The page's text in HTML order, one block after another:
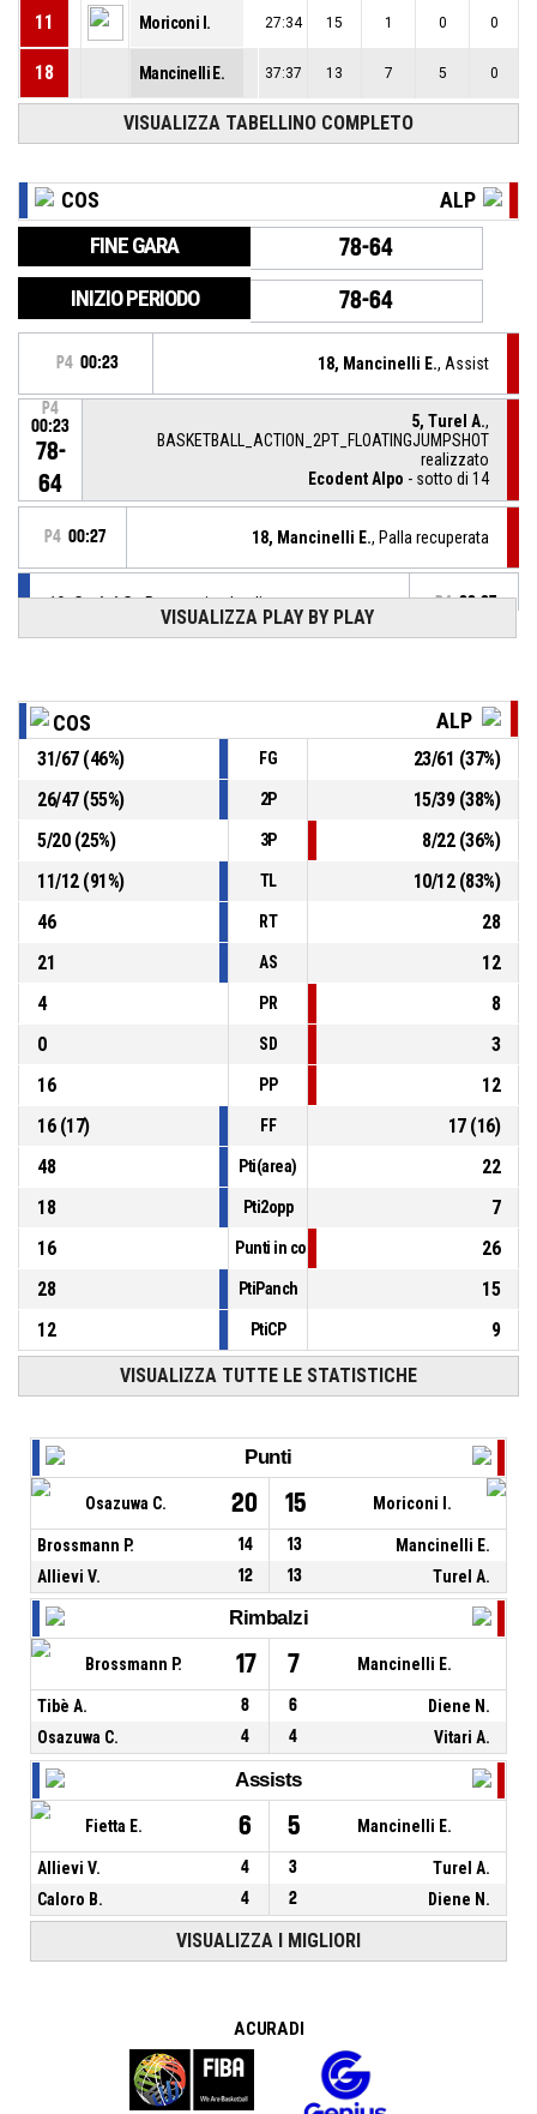
11 Moriconi I. 27:34 15 1 0 0
18 Mancinelli E. 37:37 13 7 5 0
VISUALIZZA TABELLINO COMPLETO
COS ALP
FINE GARA 78-64
INIZIO PERIODO 78-64
P4 00:23 18, Mancinelli E., Assist
P4
00:23
78-
64
5, Turel A.,
BASKETBALL_ACTION_2PT_FLOATINGJUMPSHOT
realizzato
Ecodent Alpo - sotto di 14
P4 00:27 18, Mancinelli E., Palla recuperata
10, Gorini G., Passaggio sbagliato P4 00:27
P4
10, Diene N.,
BASKETBALL_ACTION_2PT_PULLUPJUMPSHOT sbagliato
P4 00:40 10, Diene N. , Rimbalzo difensivo
BASKETBALL_ACTION_3PT_PULLUPJUMPSHOT sbagliato
00:42
VISUALIZZA PLAY BY PLAY
COS ALP
31/67(46%) FG 23/61 (37%)
26/47(55%) 2P 15/39(38%)
5/20(25%) 3P 8/22(36%)
11/12(91%) TL 10/12(83%)
46
RT
28
21
AS
12
4
PR
8
0
SD
3
16
PP
12
16(17) FF 17(16)
48
Pti(area)
22
18
Pti2opp
7
16
Punti in contropiede
26
28
PtiPanch
15
12
PtiCP 9
VISUALIZZA TUTTE LE STATISTICHE
Punti
Osazuwa C. 20 15 Moriconi I.
Brossmann P. 14 13
Mancinelli E.
Allievi V.
12 13 Turel A.
Rimbalzi
Brossmann P. 17 7 Mancinelli E.
Tibè A. 8 6
Diene N.
Osazuwa C.
4 4 Vitari A.
Assists
Fietta E. 6 5 Mancinelli E.
Allievi V. 4 3
Turel A.
Caloro B.
4 2 Diene N.
VISUALIZZA I MIGLIORI
A CURA DI